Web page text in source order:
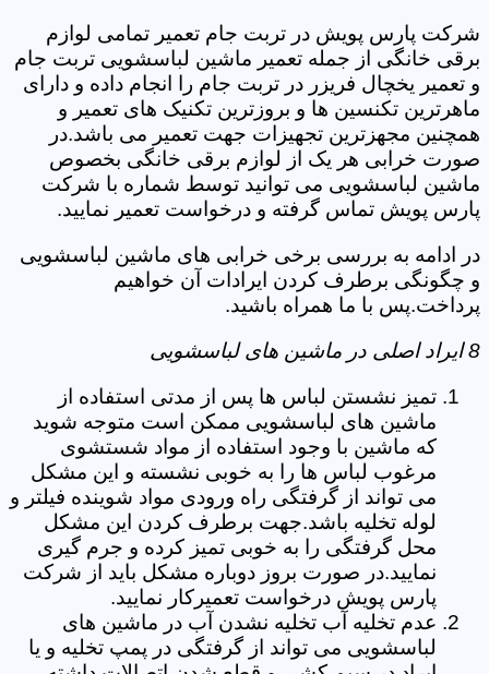
شرکت پارس پویش در تربت جام تعمیر تمامی لوازم
برقی خانگی از جمله تعمیر ماشین لباسشویی تربت جام
و تعمیر یخچال فریزر در تربت جام را انجام داده و دارای
ماهرترین تکنسین ها و بروزترین تکنیک های تعمیر و
همچنین مجهزترین تجهیزات جهت تعمیر می باشد.در
صورت خرابی هر یک از لوازم برقی خانگی بخصوص
ماشین لباسشویی می توانید توسط شماره با شرکت
پارس پویش تماس گرفته و درخواست تعمیر نمایید.
در ادامه به بررسی برخی خرابی های ماشین لباسشویی
و چگونگی برطرف کردن ایرادات آن خواهیم
پرداخت.پس با ما همراه باشید.
8 ایراد اصلی در ماشین های لباسشویی
تمیز نشستن لباس ها پس از مدتی استفاده از
ماشین های لباسشویی ممکن است متوجه شوید
که ماشین با وجود استفاده از مواد شستشوی
مرغوب لباس ها را به خوبی نشسته و این مشکل
می تواند از گرفتگی راه ورودی مواد شوینده فیلتر و
لوله تخلیه باشد.جهت برطرف کردن این مشکل
محل گرفتگی را به خوبی تمیز کرده و جرم گیری
نمایید.در صورت بروز دوباره مشکل باید از شرکت
پارس پویش درخواست تعمیرکار نمایید.
عدم تخلیه آب تخلیه نشدن آب در ماشین های
لباسشویی می تواند از گرفتگی در پمپ تخلیه و یا